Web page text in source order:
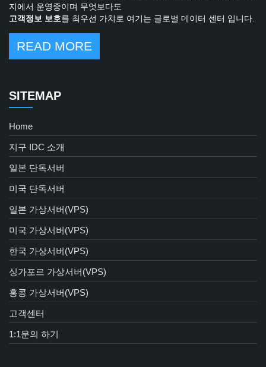
지에서 운영중이며 무엇보다도
고객정보 보호를 최우선 가치로 여기는 글로벌 데이터 센터 입니다.
READ MORE
SITEMAP
Home
지구 IDC 소개
일본 단독서버
미국 단독서버
일본 가상서버(VPS)
미국 가상서버(VPS)
한국 가상서버(VPS)
싱가포르 가상서버(VPS)
홍콩 가상서버(VPS)
고객센터
1:1문의 하기